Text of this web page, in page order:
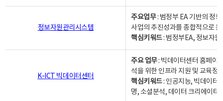
정보자원관리시스템
주요업무: 범정부 EA 기반의 정
사업의 추진성과를 종합적으로
핵심키워드: 범정부EA, 정보자
K-ICT 빅데이터센터
주요 업무: 빅데이터센터 홈페이
석을 위한 인프라 지원 및 교육정
핵심키워드: 인공지능, 빅데이터,
명, 소셜분석, 데이터 크리에이터